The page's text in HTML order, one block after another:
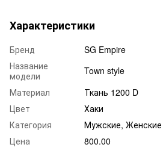
Характеристики
Бренд
SG Empire
Название
модели
Town style
Материал
Ткань 1200 D
Цвет
Хаки
Категория
Мужские, Женские
Цена
800.00